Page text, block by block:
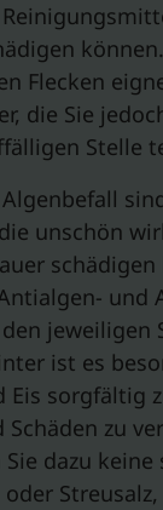
Flecken
die Sie
Stelle
unschön
schädigen
und
jeweiligen
ist es
Eis sorgfältig
Schäden zu
dazu keine